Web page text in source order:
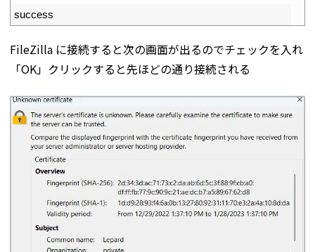
success
FileZilla に接続すると次の画面が出るのでチェックを入れ
「OK」クリックすると先ほどの通り接続される